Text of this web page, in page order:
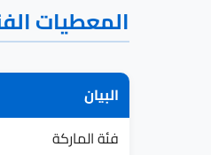
المعطيات
البيان
فئة الماركة